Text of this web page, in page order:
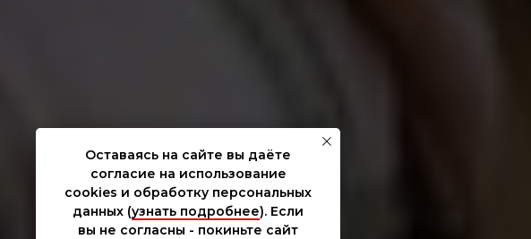
Оставаясь на сайте вы даёте
согласие на использование
cookies и обработку персональных
данных (узнать подробнее). Если
вы не согласны - покиньте сайт